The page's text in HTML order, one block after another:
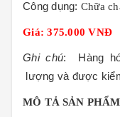
Công dụng: Chữa
Giá: 375.000 VNĐ
Ghi chú: Hàng
lượng và được
MÔ TẢ SẢN